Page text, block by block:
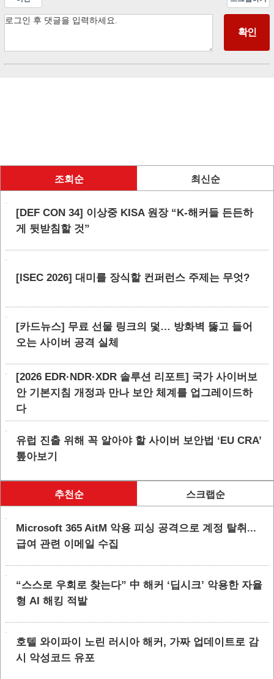
조회순 최신순
[DEF CON 34] 이상중 KISA 원장 “K-해커들 든든하
게 뒷받침할 것”
[ISEC 2026] 대미를 장식할 컨퍼런스 주제는 무엇?
[카드뉴스] 무료 선물 링크의 덫… 방화벽 뚫고 들어
오는 사이버 공격 실체
[2026 EDR·NDR·XDR 솔루션 리포트] 국가 사이버보
안 기본지침 개정과 만나 보안 체계를 업그레이드하
다
유럽 진출 위해 꼭 알아야 할 사이버 보안법 ‘EU CRA’
톺아보기
추천순 스크랩순
Microsoft 365 AitM 악용 피싱 공격으로 계정 탈취...
급여 관련 이메일 수집
“스스로 우회로 찾는다” 中 해커 ‘딥시크’ 악용한 자율
형 AI 해킹 적발
호텔 와이파이 노린 러시아 해커, 가짜 업데이트로 감
시 악성코드 유포